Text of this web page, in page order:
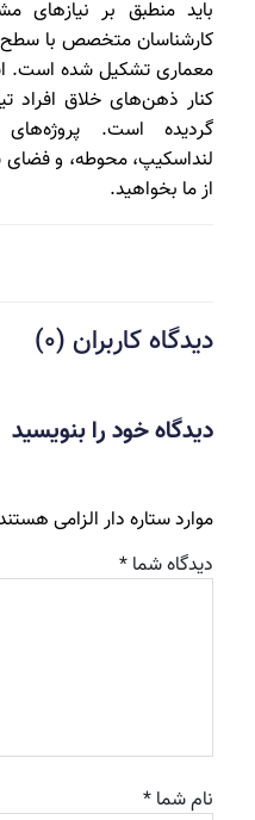
باید منطبق بر نیازهای
کارشناسان متخصص با سطح
معماری تشکیل شده است.
کنار ذهن‌های خلاق افراد
گردیده است.
لنداسکیپ، محوطه، و فضای
از ما بخواهید.
دیدگاه کاربران (0)
دیدگاه خود را بنویسید
موارد ستاره دار الزامی
دیدگاه شما *
نام شما *